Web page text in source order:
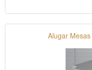
Alugar